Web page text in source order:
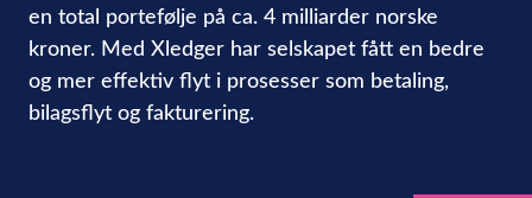
en total portefølje på ca. 4 milliarder norske
kroner. Med Xledger har selskapet fått en bedre
og mer effektiv flyt i prosesser som betaling,
bilagsflyt og fakturering.